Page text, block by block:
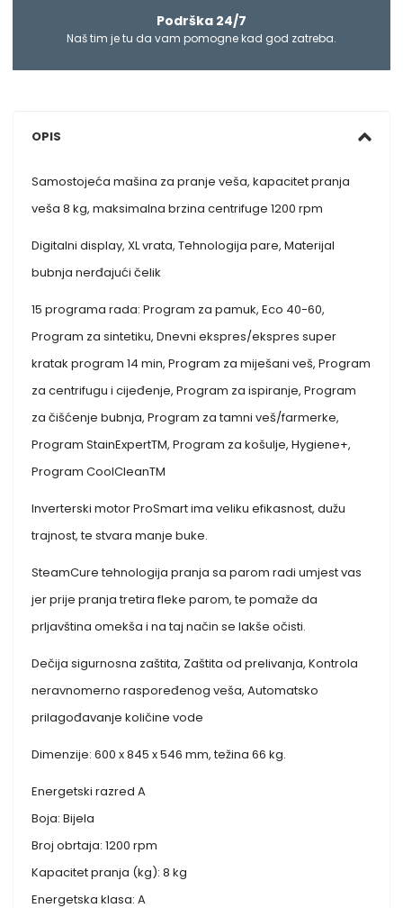
Podrška 24/7
Naš tim je tu da vam pomogne kad god zatreba.
OPIS
Samostojeća mašina za pranje veša, kapacitet pranja
veša 8 kg, maksimalna brzina centrifuge 1200 rpm
Digitalni display, XL vrata, Tehnologija pare, Materijal
bubnja nerđajući čelik
15 programa rada: Program za pamuk, Eco 40-60,
Program za sintetiku, Dnevni ekspres/ekspres super
kratak program 14 min, Program za miješani veš, Program
za centrifugu i cijeđenje, Program za ispiranje, Program
za čišćenje bubnja, Program za tamni veš/farmerke,
Program StainExpertTM, Program za košulje, Hygiene+,
Program CoolCleanTM
Inverterski motor ProSmart ima veliku efikasnost, dužu
trajnost, te stvara manje buke.
SteamCure tehnologija pranja sa parom radi umjest vas
jer prije pranja tretira fleke parom, te pomaže da
prljavština omekša i na taj način se lakše očisti.
Dečija sigurnosna zaštita, Zaštita od prelivanja, Kontrola
neravnomerno raspoređenog veša, Automatsko
prilagođavanje količine vode
Dimenzije: 600 x 845 x 546 mm, težina 66 kg.
Energetski razred A
Boja: Bijela
Broj obrtaja: 1200 rpm
Kapacitet pranja (kg): 8 kg
Energetska klasa: A